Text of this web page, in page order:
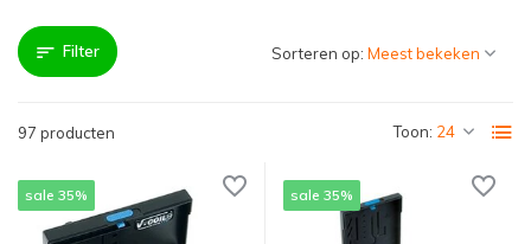
Filter
97 producten Toon:
Sorteren op:
sale 35% sale 35%